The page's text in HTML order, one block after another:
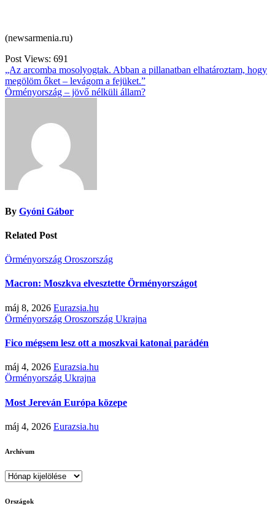
(newsarmenia.ru)
Post Views: 691
Bejegyzés
navigáció
„Az arcomba mosolyogtak. Abban a pillanatban elhatároztam, hogy
megölöm őket – levágom a fejüket.”
Örményország – jövő nélküli állam?
By Gyóni Gábor
Related Post
Örményország Oroszország
Macron: Moszkva elvesztette Örményországot
máj 8, 2026 Eurazsia.hu
Örményország Oroszország Ukrajna
Fico mégsem lesz ott a moszkvai katonai parádén
máj 4, 2026 Eurazsia.hu
Örményország Ukrajna
Most Jereván Európa közepe
máj 4, 2026 Eurazsia.hu
Archívum
Archívum
Országok